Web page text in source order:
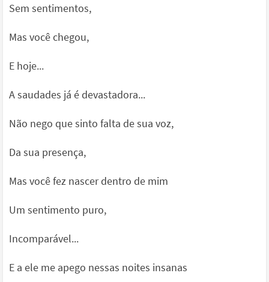
Sem sentimentos,
Mas você chegou,
E hoje...
A saudades já é devastadora...
Não nego que sinto falta de sua voz,
Da sua presença,
Mas você fez nascer dentro de mim
Um sentimento puro,
Incomparável...
E a ele me apego nessas noites insanas